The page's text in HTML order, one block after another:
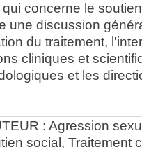
concerne le
une discussion
du traitement,
cliniques et
et les
: Agression
social, Traitement